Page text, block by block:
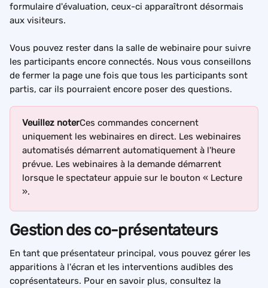
formulaire d'évaluation, ceux-ci apparaîtront désormais
aux visiteurs.
Vous pouvez rester dans la salle de webinaire pour suivre
les participants encore connectés. Nous vous conseillons
de fermer la page une fois que tous les participants sont
partis, car ils pourraient encore poser des questions.
Veuillez noterCes commandes concernent
uniquement les webinaires en direct. Les webinaires
automatisés démarrent automatiquement à l'heure
prévue. Les webinaires à la demande démarrent
lorsque le spectateur appuie sur le bouton « Lecture
».
Gestion des co-présentateurs
En tant que présentateur principal, vous pouvez gérer les
apparitions à l'écran et les interventions audibles des
coprésentateurs. Pour en savoir plus, consultez la